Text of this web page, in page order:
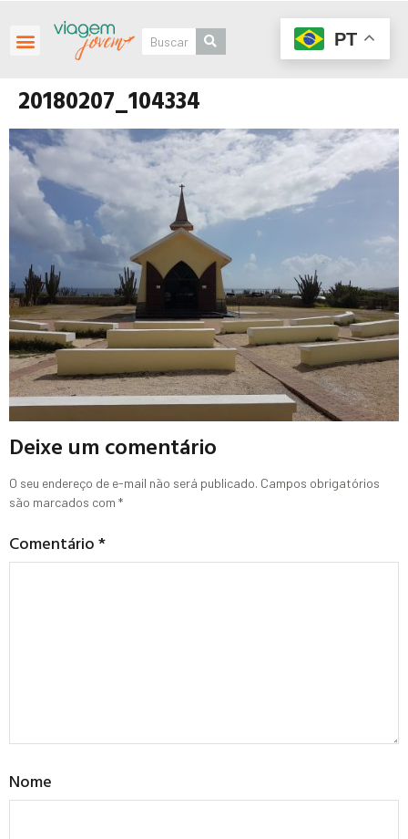
20180207_104334
Deixe um comentário
O seu endereço de e-mail não será publicado. Campos obrigatórios
são marcados com *
Comentário*
Nome
PT